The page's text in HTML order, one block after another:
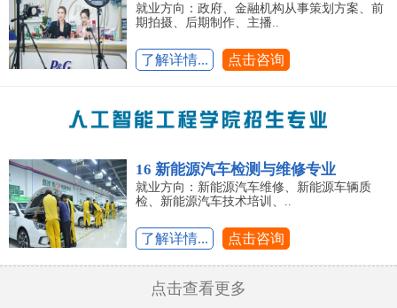
就业方向：政府、金融机构从事策划方案、前
期拍摄、后期制作、主播..
了解详情... 点击咨询
16 新能源汽车检测与维修专业
就业方向：新能源汽车维修、新能源车辆质
检、新能源汽车技术培训、..
了解详情... 点击咨询
点击查看更多